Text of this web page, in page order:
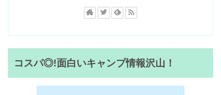
コスパ◎!面白いキャンプ情報沢山！